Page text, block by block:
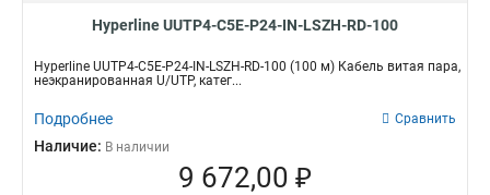
Hyperline UUTP4-C5E-P24-IN-LSZH-RD-100
Hyperline UUTP4-C5E-P24-IN-LSZH-RD-100 (100 м) Кабель витая пара,
неэкранированная U/UTP, катег...
Подробнее Сравнить
Наличие: В наличии
9 672,00 ₽